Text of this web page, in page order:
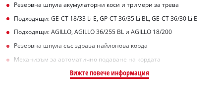
Резервна шпула акумулаторни коси и тримери за трева
Подходящи: GE-CT 18/33 Li E, GP-CT 36/35 Li BL, GE-CT 36/30 Li E
Подходящи: AGILLO, AGILLO 36/255 BL и AGILLO 18/200
Резервна шпула със здрава найлонова корда
Механизъм за автоматично подаване на кордата
Вижте повече информация